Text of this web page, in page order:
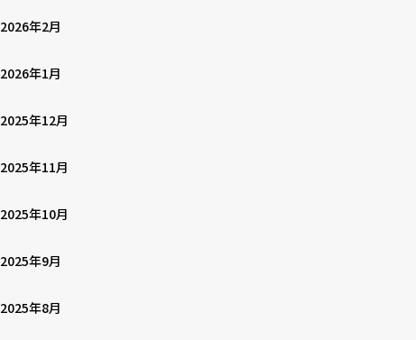
2026年2月
2026年1月
2025年12月
2025年11月
2025年10月
2025年9月
2025年8月